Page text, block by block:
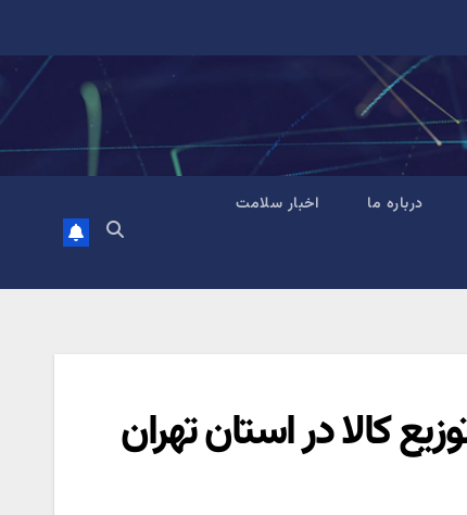
درباره ما اخبار سلامت
کالا در استان تهران